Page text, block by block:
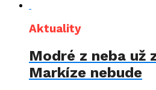
Aktuality
Modré z neba už
Markíze nebude